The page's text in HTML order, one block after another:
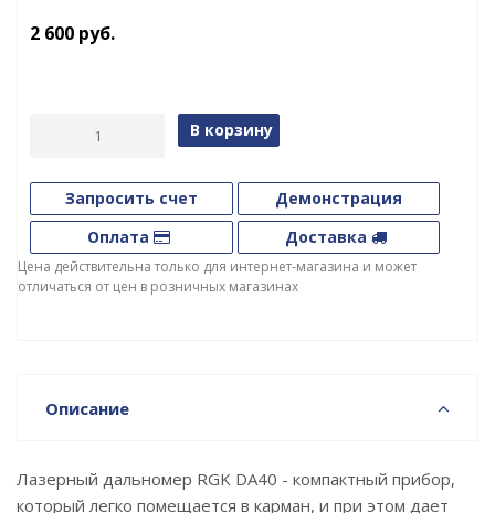
2 600 руб.
В корзину
Запросить счет
Демонстрация
Оплата
Доставка
Цена действительна только для интернет-магазина и может
отличаться от цен в розничных магазинах
Описание
Лазерный дальномер RGK DA40 - компактный прибор,
который легко помещается в карман, и при этом дает